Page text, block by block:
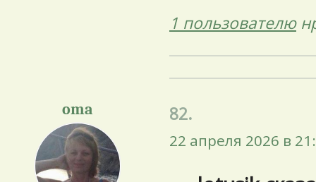
1 пользователю
oma 82.
22 апреля 2026 в